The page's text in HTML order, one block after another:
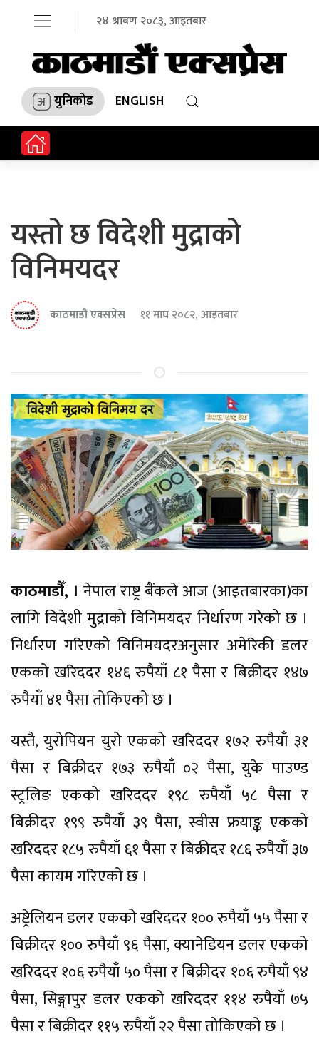
२४ श्रावण २०८३, आइतबार
युनिकोड ENGLISH
यस्तो छ विदेशी मुद्राको
विनिमयदर
काठमाडौं एक्सप्रेस ११ माघ २०८२, आइतबार
काठमाडौँ, । नेपाल राष्ट्र बैंकले आज (आइतबारका)का
लागि विदेशी मुद्राको विनिमयदर निर्धारण गरेको छ ।
निर्धारण गरिएको विनिमयदरअनुसार अमेरिकी डलर
एकको खरिददर १४६ रुपैयाँ ८१ पैसा र बिक्रीदर १४७
रुपैयाँ ४१ पैसा तोकिएको छ ।
यस्तै, युरोपियन युरो एकको खरिददर १७२ रुपैयाँ ३१
पैसा र बिक्रीदर १७३ रुपैयाँ ०२ पैसा, युके पाउण्ड
स्ट्रलिङ एकको खरिददर १९८ रुपैयाँ ५८ पैसा र
बिक्रीदर १९९ रुपैयाँ ३९ पैसा, स्वीस फ्रयाङ्क एकको
खरिददर १८५ रुपैयाँ ६१ पैसा र बिक्रीदर १८६ रुपैयाँ ३७
पैसा कायम गरिएको छ ।
अष्ट्रेलियन डलर एकको खरिददर १०० रुपैयाँ ५५ पैसा र
बिक्रीदर १०० रुपैयाँ ९६ पैसा, क्यानेडियन डलर एकको
खरिददर १०६ रुपैयाँ ५० पैसा र बिक्रीदर १०६ रुपैयाँ ९४
पैसा, सिङ्गापुर डलर एकको खरिददर ११४ रुपैयाँ ७५
पैसा र बिक्रीदर ११५ रुपैयाँ २२ पैसा तोकिएको छ ।